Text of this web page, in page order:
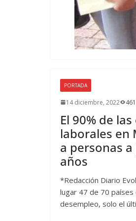
PORTADA
14 diciembre, 2022
El 90% de
laborales en
a personas
años
*Redacción Diario
lugar 47 de 70
desempleo, solo el